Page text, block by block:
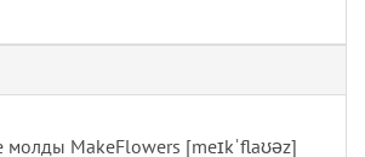
молды MakeFlowers [meɪkˈflaʊəz]